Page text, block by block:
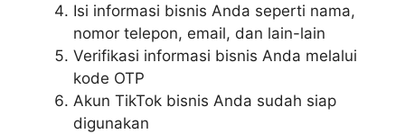
Isi informasi bisnis Anda seperti nama,
nomor telepon, email, dan lain-lain
Verifikasi informasi bisnis Anda melalui
kode OTP
Akun TikTok bisnis Anda sudah siap
digunakan